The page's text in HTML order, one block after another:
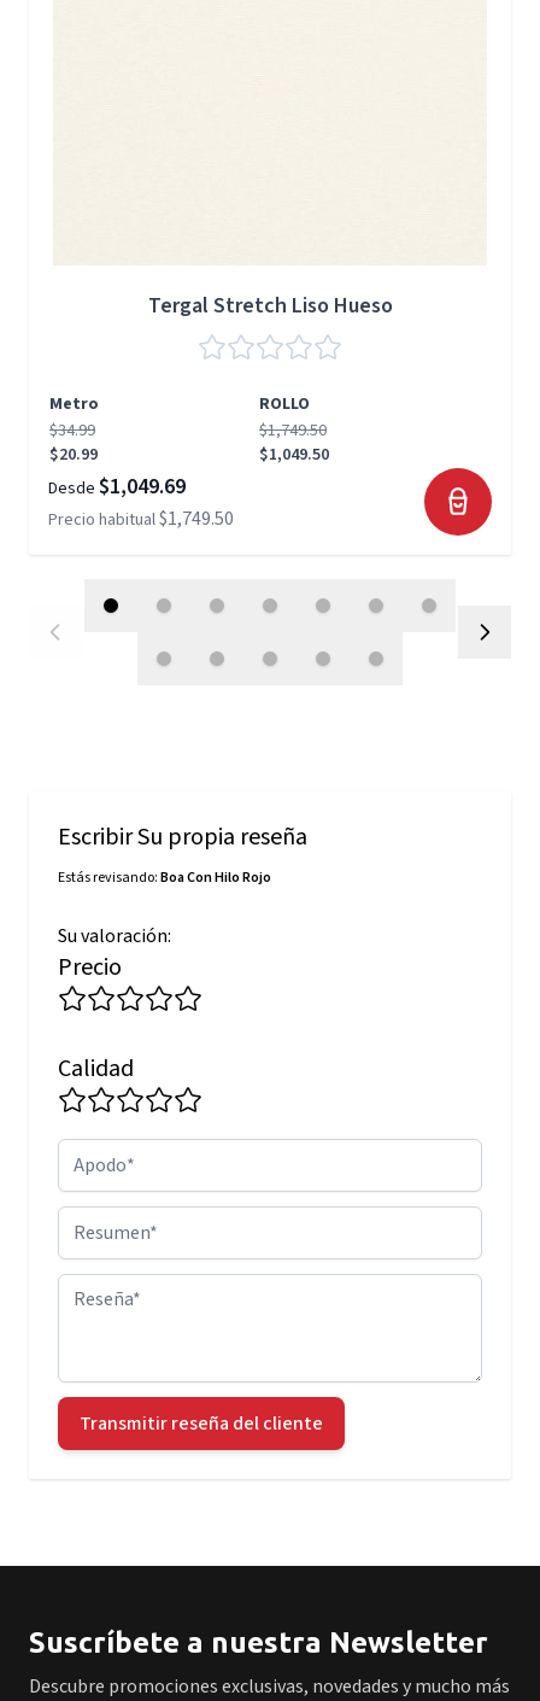
Tergal Stretch Liso Hueso
Metro
ROLLO
$34.99
$20.99
$1,749.50
$1,049.50
Desde $1,049.69
Precio habitual$1,749.50
Escribir Su propia reseña
Estás revisando:Boa Con Hilo Rojo
Su valoración:
Precio
Calidad
Apodo
Resumen
Reseña
Transmitir reseña del cliente
Suscríbete a nuestra Newsletter
Descubre promociones exclusivas, novedades y mucho más